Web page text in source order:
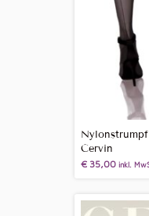
Cervin
€35,00 inkl.